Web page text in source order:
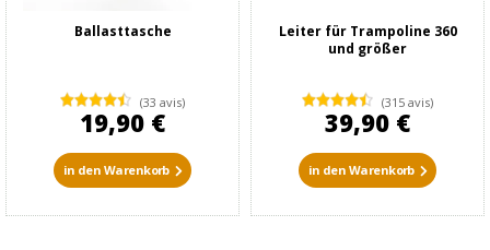
Ballasttasche
(33 avis)
19,90 €
in den Warenkorb
Leiter für Trampoline 360
und größer
(315 avis)
39,90 €
in den Warenkorb